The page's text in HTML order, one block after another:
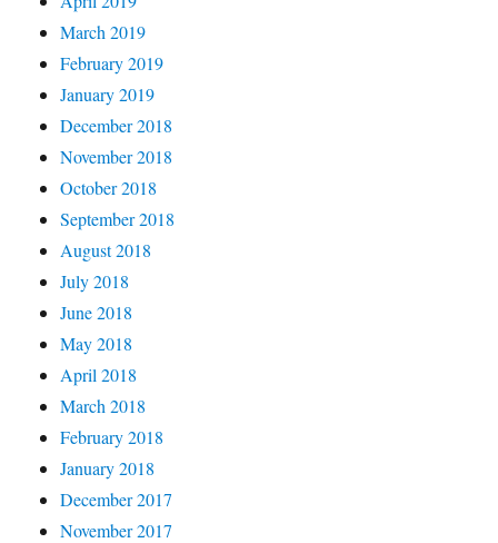
March 2019
February 2019
January 2019
December 2018
November 2018
October 2018
September 2018
August 2018
July 2018
June 2018
May 2018
April 2018
March 2018
February 2018
January 2018
December 2017
November 2017